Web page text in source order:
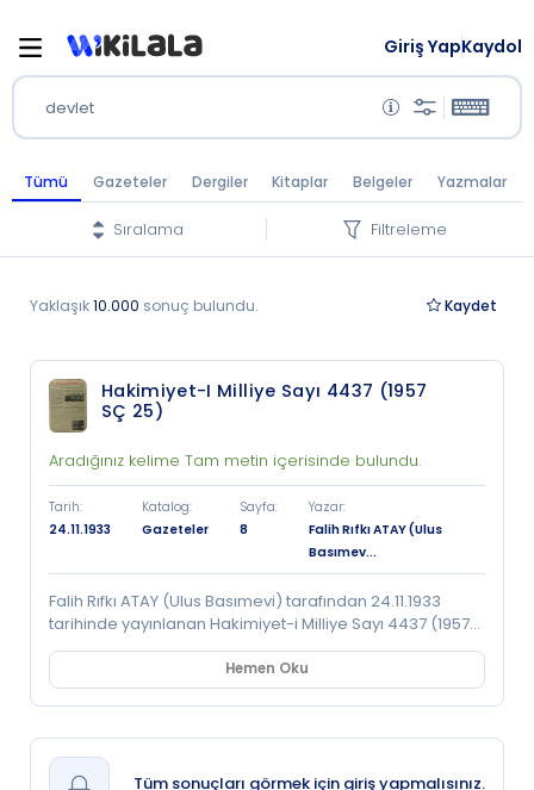
devlet
Giriş YapKaydol
Tümü Gazeteler Dergiler Kitaplar Belgeler Yazmalar
Sıralama Filtreleme
Yaklaşık10.000 sonuç bulundu. Kaydet
Hakimiyet-I Milliye Sayı 4437 (1957
SÇ 25)
Aradığınız kelime Tam metin içerisinde bulundu.
Tarih:
24.11.1933
Katalog:
Gazeteler
Sayfa:
8
Yazar:
Falih Rıfkı ATAY (Ulus
Basımev...
Falih Rıfkı ATAY (Ulus Basımevi) tarafından 24.11.1933
tarihinde yayınlanan Hakimiyet-i Milliye Sayı 4437 (1957
SÇ 25) isimli süreli/süresiz dokümanı tam metin olarak
görüntüleyebilir; ayrıca doküman içerisinde latin ya da
arap harfleri ile arama yapabilirsiniz.
Hemen Oku
Tüm sonuçları görmek için giriş yapmalısınız.